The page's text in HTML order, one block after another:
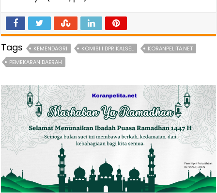
Tags KEMENDAGRI KOMISI I DPR KALSEL
KORANPELITA.NET
PEMEKARAN DAERAH